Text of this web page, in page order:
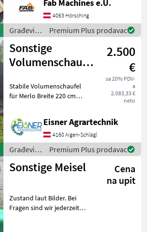
passend für Bagger 5-10
Lopate i kante
Fab Machines e.U.
4063 Hörsching
Građevinski
strojevi /
Sonstige
Premium Plus prodavac
Sonstige
Volumenschaufel
2.500
€
sa 20% PDV-
a
2.083,33 €
neto
Stabile Volumenschaufel
für Merlo Breite 220 cm
Seitenwand 6mm
Verstärkung 10mm
Građevinski strojevi Lopate
i kante
Eisner Agrartechnik
4160 Aigen-Schlägl
Građevinski
strojevi /
Sonstige
Premium Plus prodavac
Sonstige Meisel
Cena
na upit
Zustand laut Bilder. Bei
Fragen sind wir jederzeit